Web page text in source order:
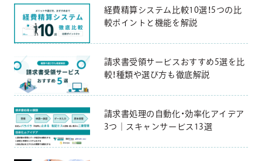
経費精算システム比較10選！5つの比
較ポイントと機能を解説
請求書受領サービスおすすめ5選を比
較！種類や選び方も徹底解説
請求書処理の自動化・効率化アイデア
3つ｜スキャンサービス13選